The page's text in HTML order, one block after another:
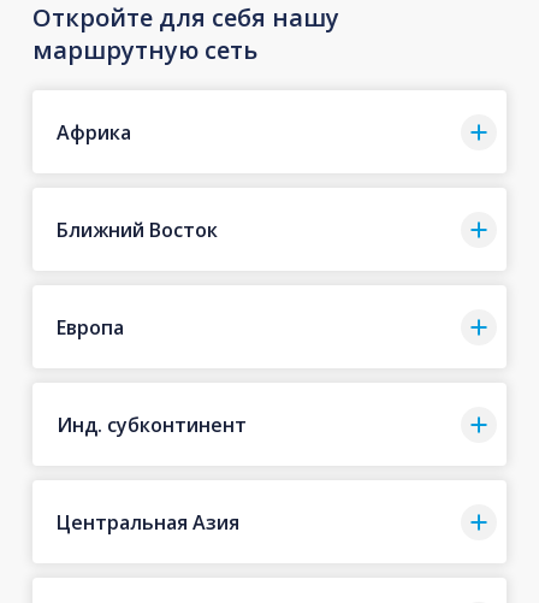
Откройте для себя нашу
маршрутную сеть
Африка
Ближний Восток
Европа
Инд. субконтинент
Центральная Азия